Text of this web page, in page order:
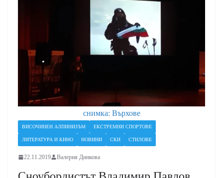
снимка: Върхове
ВИСОЧИНЕН АЛПИНИЗЪМ ЕКСТРЕМНИ СПОРТОВЕ
ЛИТЕРАТУРА И КИНО НОВИНИ СКИ СТИЛОВЕ
22.11.2019 Валерия Динкова